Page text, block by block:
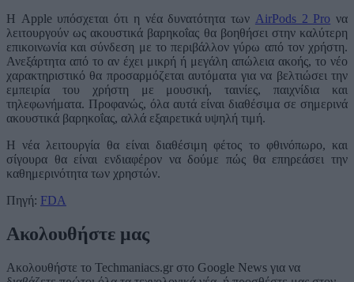
Η Apple υπόσχεται ότι η νέα δυνατότητα των AirPods 2 Pro να
λειτουργούν ως ακουστικά βαρηκοΐας θα βοηθήσει στην καλύτερη
επικοινωνία και σύνδεση με το περιβάλλον γύρω από τον χρήστη.
Ανεξάρτητα από το αν έχει μικρή ή μεγάλη απώλεια ακοής, το νέο
χαρακτηριστικό θα προσαρμόζεται αυτόματα για να βελτιώσει την
εμπειρία του χρήστη με μουσική, ταινίες, παιχνίδια και
τηλεφωνήματα. Προφανώς, όλα αυτά είναι διαθέσιμα σε σημερινά
ακουστικά βαρηκοΐας, αλλά εξαιρετικά υψηλή τιμή.
Η νέα λειτουργία θα είναι διαθέσιμη φέτος το φθινόπωρο, και
σίγουρα θα είναι ενδιαφέρον να δούμε πώς θα επηρεάσει την
καθημερινότητα των χρηστών.
Πηγή: FDA
Ακολουθήστε μας
Ακολουθήστε το Techmaniacs.gr στο Google News για να